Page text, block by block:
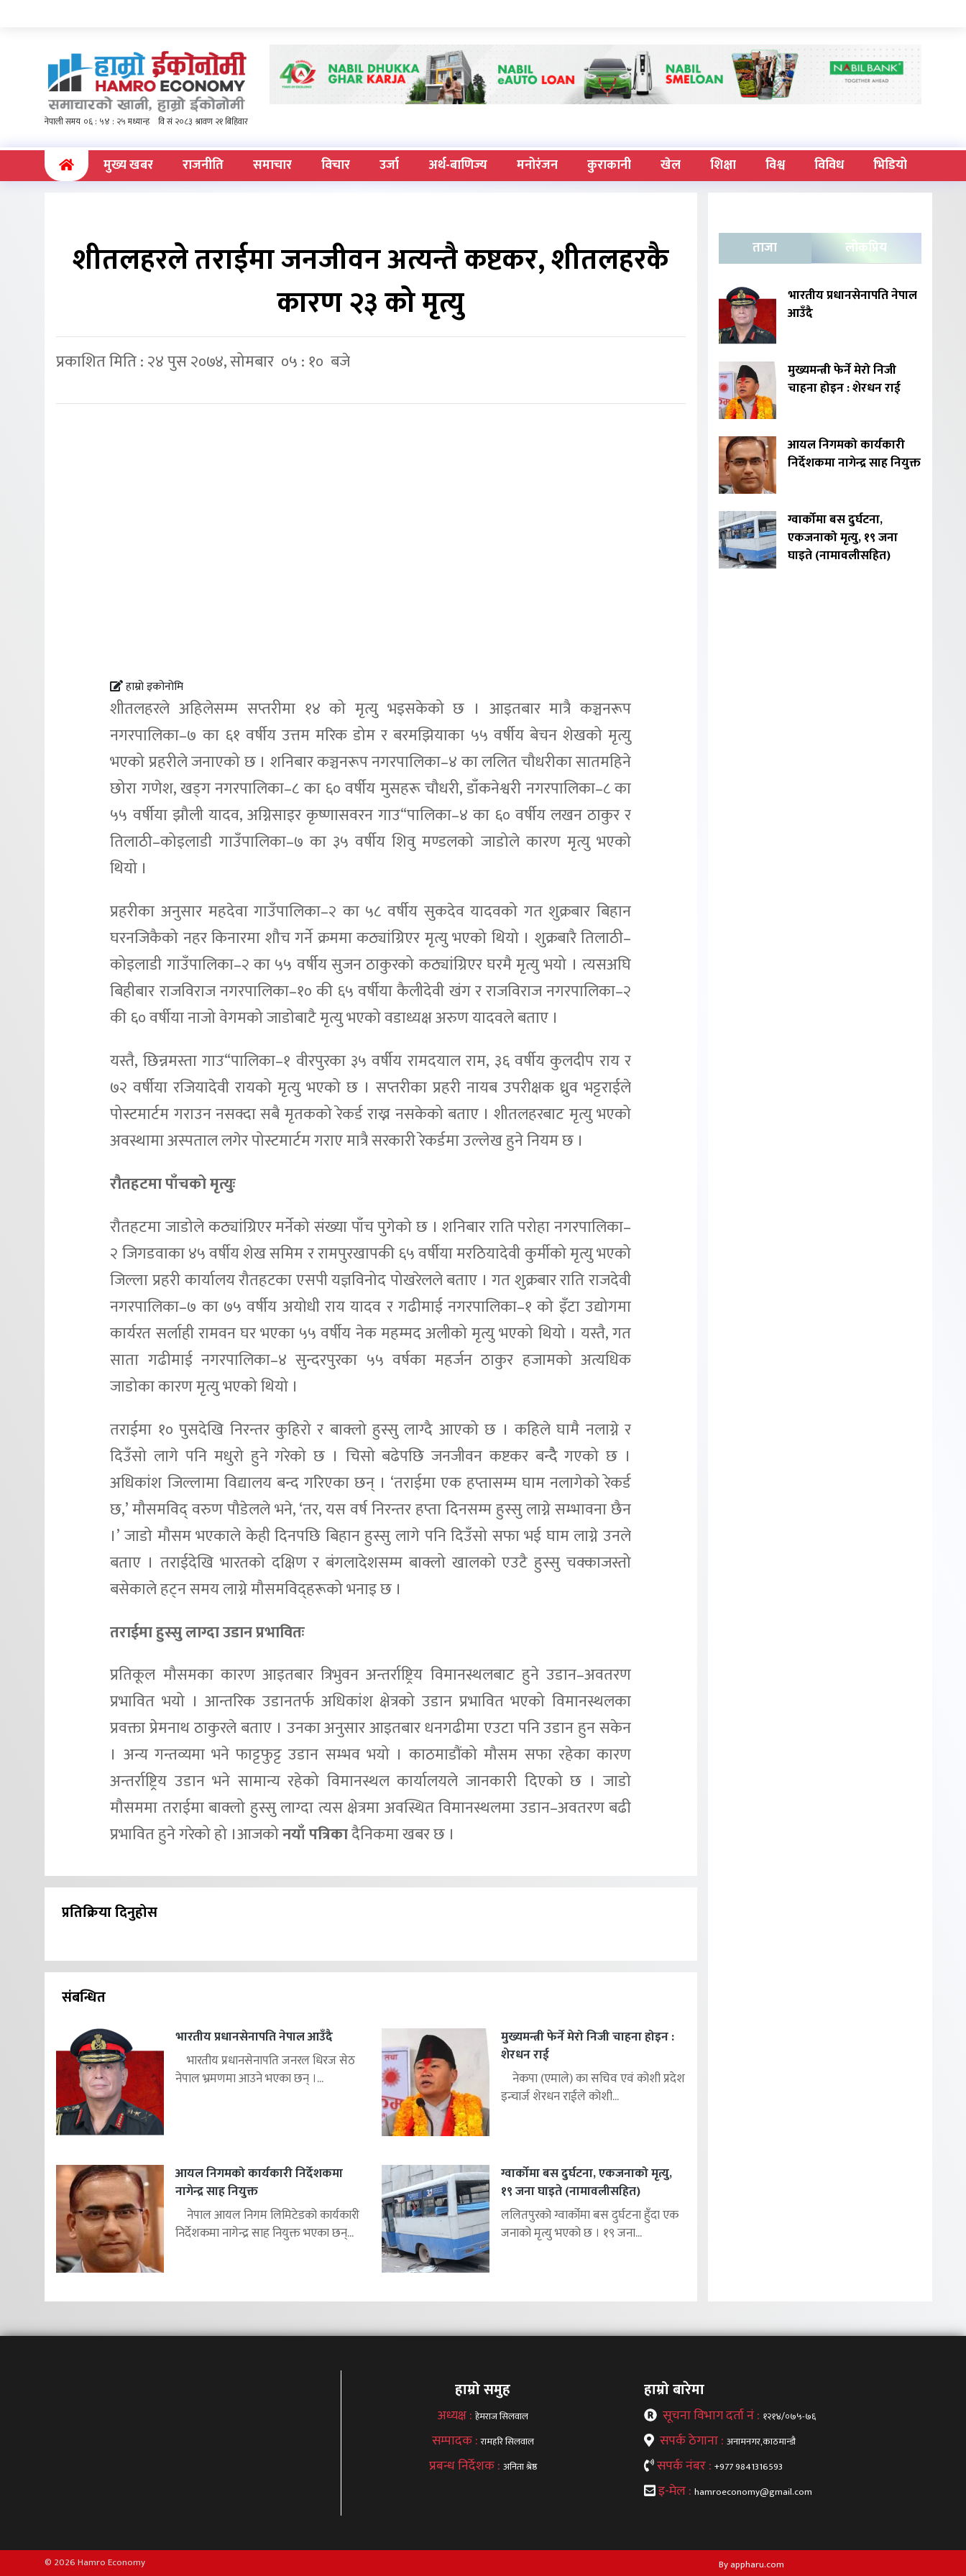
(current)मुख्य खबर राजनीति समाचार विचार उर्जा अर्थ-बाणिज्य मनोरंजन कुराकानी खेल शिक्षा विश्व विविध भिडियो
शीतलहरले तराईमा जनजीवन अत्यन्तै कष्टकर, शीतलहरकै
कारण २३ को मृत्यु
प्रकाशित मिति : २४ पुस २०७४, सोमबार ०५ : १० बजे
हाम्रो इकोनोमि
शीतलहरले अहिलेसम्म सप्तरीमा १४ को मृत्यु भइसकेको छ । आइतबार मात्रै कञ्चनरूप
नगरपालिका–७ का ६१ वर्षीय उत्तम मरिक डोम र बरमझियाका ५५ वर्षीय बेचन शेखको मृत्यु
भएको प्रहरीले जनाएको छ । शनिबार कञ्चनरूप नगरपालिका–४ का ललित चौधरीका सातमहिने
छोरा गणेश, खड्ग नगरपालिका–८ का ६० वर्षीय मुसहरू चौधरी, डाँकनेश्वरी नगरपालिका–८ का
५५ वर्षीया झौली यादव, अग्निसाइर कृष्णासवरन गाउ“पालिका–४ का ६० वर्षीय लखन ठाकुर र
तिलाठी–कोइलाडी गाउँपालिका–७ का ३५ वर्षीय शिवु मण्डलको जाडोले कारण मृत्यु भएको
थियो ।
प्रहरीका अनुसार महदेवा गाउँपालिका–२ का ५८ वर्षीय सुकदेव यादवको गत शुक्रबार बिहान
घरनजिकैको नहर किनारमा शौच गर्ने क्रममा कठ्यांग्रिएर मृत्यु भएको थियो । शुक्रबारै तिलाठी–
कोइलाडी गाउँपालिका–२ का ५५ वर्षीय सुजन ठाकुरको कठ्यांग्रिएर घरमै मृत्यु भयो । त्यसअघि
बिहीबार राजविराज नगरपालिका–१० की ६५ वर्षीया कैलीदेवी खंग र राजविराज नगरपालिका–२
की ६० वर्षीया नाजो वेगमको जाडोबाटै मृत्यु भएको वडाध्यक्ष अरुण यादवले बताए ।
यस्तै, छिन्नमस्ता गाउ“पालिका–१ वीरपुरका ३५ वर्षीय रामदयाल राम, ३६ वर्षीय कुलदीप राय र
७२ वर्षीया रजियादेवी रायको मृत्यु भएको छ । सप्तरीका प्रहरी नायब उपरीक्षक ध्रुव भट्टराईले
पोस्टमार्टम गराउन नसक्दा सबै मृतकको रेकर्ड राख्न नसकेको बताए । शीतलहरबाट मृत्यु भएको
अवस्थामा अस्पताल लगेर पोस्टमार्टम गराए मात्रै सरकारी रेकर्डमा उल्लेख हुने नियम छ ।
रौतहटमा पाँचको मृत्युः
रौतहटमा जाडोले कठ्यांग्रिएर मर्नेको संख्या पाँच पुगेको छ । शनिबार राति परोहा नगरपालिका–
२ जिगडवाका ४५ वर्षीय शेख समिम र रामपुरखापकी ६५ वर्षीया मरठियादेवी कुर्मीको मृत्यु भएको
जिल्ला प्रहरी कार्यालय रौतहटका एसपी यज्ञविनोद पोखरेलले बताए । गत शुक्रबार राति राजदेवी
नगरपालिका–७ का ७५ वर्षीय अयोधी राय यादव र गढीमाई नगरपालिका–१ को इँटा उद्योगमा
कार्यरत सर्लाही रामवन घर भएका ५५ वर्षीय नेक महम्मद अलीको मृत्यु भएको थियो । यस्तै, गत
साता गढीमाई नगरपालिका–४ सुन्दरपुरका ५५ वर्षका महर्जन ठाकुर हजामको अत्यधिक
जाडोका कारण मृत्यु भएको थियो ।
तराईमा १० पुसदेखि निरन्तर कुहिरो र बाक्लो हुस्सु लाग्दै आएको छ । कहिले घामै नलाग्ने र
दिउँसो लागे पनि मधुरो हुने गरेको छ । चिसो बढेपछि जनजीवन कष्टकर बन्दैै गएको छ ।
अधिकांश जिल्लामा विद्यालय बन्द गरिएका छन् । ‘तराईमा एक हप्तासम्म घाम नलागेको रेकर्ड
छ,’ मौसमविद् वरुण पौडेलले भने, ‘तर, यस वर्ष निरन्तर हप्ता दिनसम्म हुस्सु लाग्ने सम्भावना छैन
।’ जाडो मौसम भएकाले केही दिनपछि बिहान हुस्सु लागे पनि दिउँसो सफा भई घाम लाग्ने उनले
बताए । तराईदेखि भारतको दक्षिण र बंगलादेशसम्म बाक्लो खालको एउटै हुस्सु चक्काजस्तो
बसेकाले हट्न समय लाग्ने मौसमविद्हरूको भनाइ छ ।
तराईमा हुस्सु लाग्दा उडान प्रभावितः
प्रतिकूल मौसमका कारण आइतबार त्रिभुवन अन्तर्राष्ट्रिय विमानस्थलबाट हुने उडान–अवतरण
प्रभावित भयो । आन्तरिक उडानतर्फ अधिकांश क्षेत्रको उडान प्रभावित भएको विमानस्थलका
प्रवक्ता प्रेमनाथ ठाकुरले बताए । उनका अनुसार आइतबार धनगढीमा एउटा पनि उडान हुन सकेन
। अन्य गन्तव्यमा भने फाट्टफुट्ट उडान सम्भव भयो । काठमाडौंको मौसम सफा रहेका कारण
अन्तर्राष्ट्रिय उडान भने सामान्य रहेको विमानस्थल कार्यालयले जानकारी दिएको छ । जाडो
मौसममा तराईमा बाक्लो हुस्सु लाग्दा त्यस क्षेत्रमा अवस्थित विमानस्थलमा उडान–अवतरण बढी
प्रभावित हुने गरेको हो ।आजकोनयाँ पत्रिकादैनिकमा खबर छ ।
प्रतिक्रिया दिनुहोस
संबन्धित
भारतीय प्रधानसेनापति नेपाल आउँदै
भारतीय प्रधानसेनापति जनरल धिरज सेठ
नेपाल भ्रमणमा आउने भएका छन् ।...
मुख्यमन्त्री फेर्ने मेरो निजी चाहना होइन :
शेरधन राई
नेकपा (एमाले) का सचिव एवं कोशी प्रदेश
इन्चार्ज शेरधन राईले कोशी...
आयल निगमको कार्यकारी निर्देशकमा
नागेन्द्र साह नियुक्त
नेपाल आयल निगम लिमिटेडको कार्यकारी
निर्देशकमा नागेन्द्र साह नियुक्त भएका छन्...
ग्वार्कोमा बस दुर्घटना, एकजनाको मृत्यु,
१९ जना घाइते (नामावलीसहित)
ललितपुरको ग्वार्कोमा बस दुर्घटना हुँदा एक
जनाको मृत्यु भएको छ । १९ जना...
ताजा लोकप्रिय
भारतीय प्रधानसेनापति नेपाल
आउँदै
मुख्यमन्त्री फेर्ने मेरो निजी
चाहना होइन : शेरधन राई
आयल निगमको कार्यकारी
निर्देशकमा नागेन्द्र साह नियुक्त
ग्वार्कोमा बस दुर्घटना,
एकजनाको मृत्यु, १९ जना
घाइते (नामावलीसहित)
हाम्रो समुह
अध्यक्ष :हेमराज सिलवाल
सम्पादक :रामहरि सिलवाल
प्रबन्ध निर्देशक : अनिता श्रेष्ठ
हाम्रो बारेमा
सूचना विभाग दर्ता नं : १२१४/०७५-७६
सपर्क ठेगाना : अनामनगर,काठमान्डौ
सपर्क नंबर : +977 9841316593
इ-मेल :hamroeconomy@gmail.com
© 2026 Hamro Economy By appharu.com